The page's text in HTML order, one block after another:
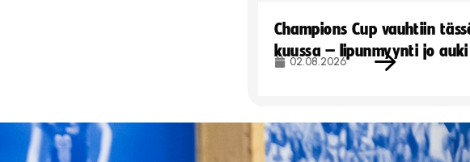
Champions Cup vauhtiin
kuussa – lipunmyynti jo auki
02.08.2026